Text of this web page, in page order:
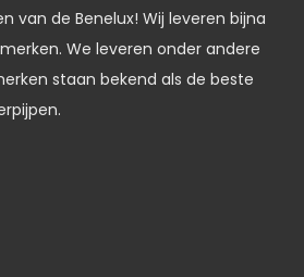
van de Benelux! Wij leveren bijna
We leveren onder andere
staan bekend als de beste